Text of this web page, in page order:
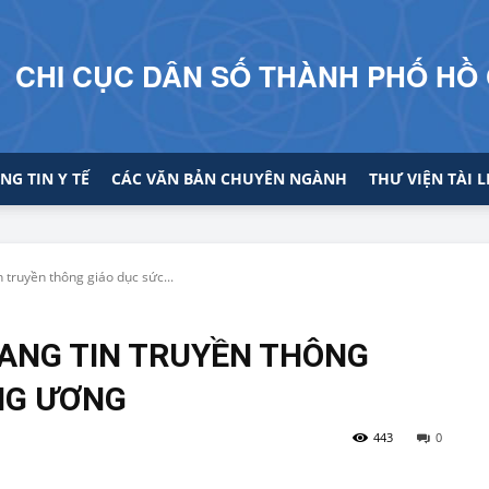
CHI CỤC DÂN SỐ THÀNH PHỐ HỒ
TIN Y TẾ CÁC VĂN BẢN CHUYÊN NGÀNH THƯ VIỆN TÀI
thông giáo dục sức...
TIN TRUYỀN THÔNG
ƯƠNG
0
443